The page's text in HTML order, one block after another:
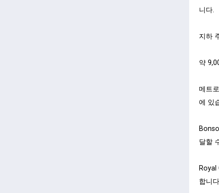
니다.
지하
약
메트
에 있
달할
합니